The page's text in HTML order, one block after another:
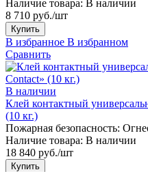
Наличие товара: В наличии
8 710 руб./шт
Купить
В избранное В избранном
Сравнить
В наличии
Клей контактный
(10 кг.)
Пожарная безопасность:
Наличие товара: В наличии
18 840 руб./шт
Купить